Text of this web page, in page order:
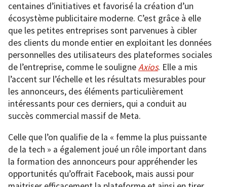
centaines d’initiatives et favorisé la création d’un
écosystème publicitaire moderne. C’est grâce à elle
que les petites entreprises sont parvenues à cibler
des clients du monde entier en exploitant les données
personnelles des utilisateurs des plateformes sociales
de l’entreprise, comme le souligneAxios. Elle a mis
l’accent sur l’échelle et les résultats mesurables pour
les annonceurs, des éléments particulièrement
intéressants pour ces derniers, qui a conduit au
succès commercial massif de Meta.
Celle que l’on qualifie de la « femme la plus puissante
de la tech » a également joué un rôle important dans
la formation des annonceurs pour appréhender les
opportunités qu’offrait Facebook, mais aussi pour